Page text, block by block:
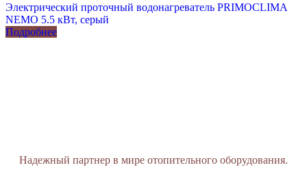
Электрический проточный водонагреватель PRIMOCLIMA
NEMO 5.5 кВт, серый
Подробнее
Надежный партнер в мире отопительного оборудования.